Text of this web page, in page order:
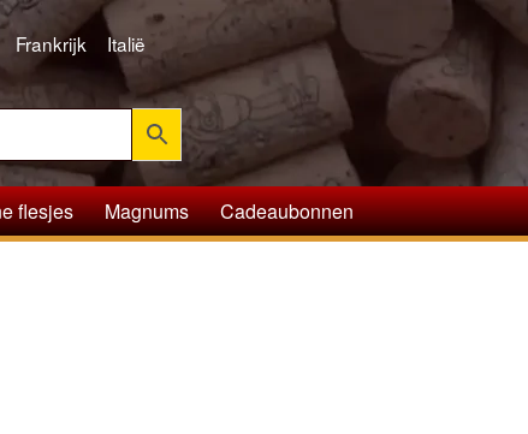
Frankrijk
Italië
flesjes Magnums Cadeaubonnen